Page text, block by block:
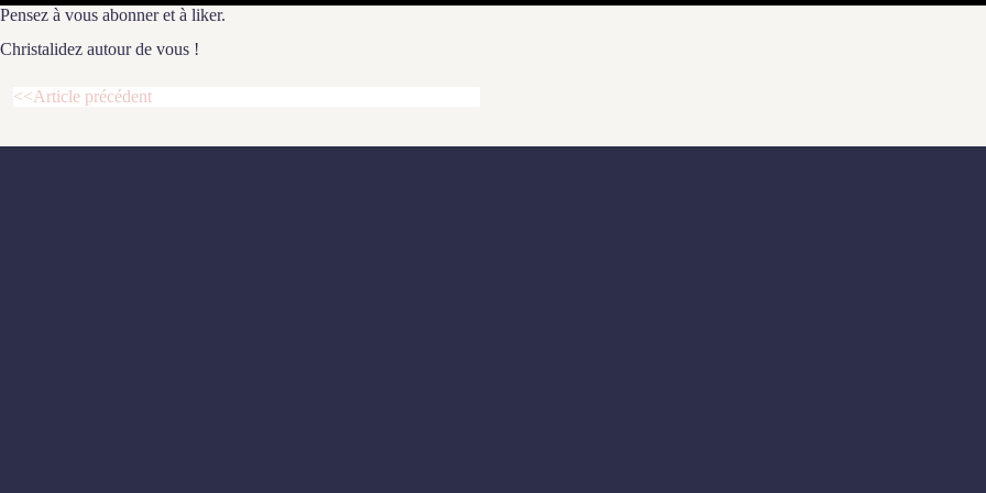
Pensez à vous abonner et à liker.
Christalidez autour de vous !
<<Article précédent